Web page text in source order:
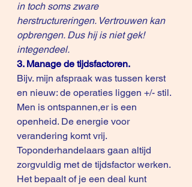
in toch soms zware
herstructureringen. Vertrouwen kan
opbrengen. Dus hij is niet gek!
integendeel.
3. Manage de tijdsfactoren.
Bijv. mijn afspraak was tussen kerst
en nieuw: de operaties liggen +/- stil.
Men is ontspannen,er is een
openheid. De energie voor
verandering komt vrij.
Toponderhandelaars gaan altijd
zorgvuldig met de tijdsfactor werken.
Het bepaalt of je een deal kunt